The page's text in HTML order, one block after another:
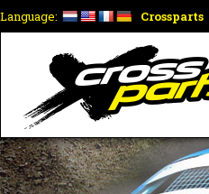
Language: Crossparts